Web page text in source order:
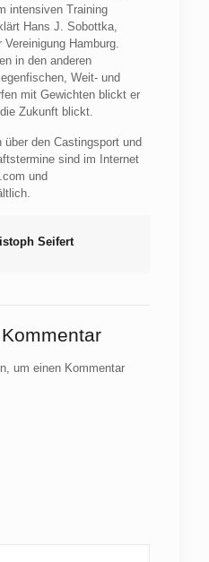
intensiven Training
Hans J. Sobottka,
Hamburg.
in den anderen
Weit- und
mit Gewichten blickt er
Zukunft blickt.
den Castingsport und
sind im Internet
und
Seifert
um einen Kommentar